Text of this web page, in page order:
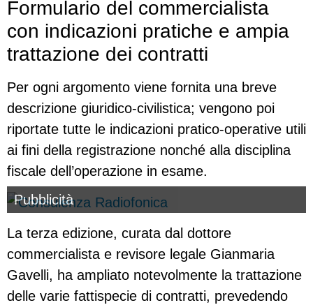
Formulario del commercialista
con indicazioni pratiche e ampia
trattazione dei contratti
Per ogni argomento viene fornita una breve
descrizione giuridico-civilistica; vengono poi
riportate tutte le indicazioni pratico-operative utili
ai fini della registrazione nonché alla disciplina
fiscale dell’operazione in esame.
Pubblicità
La terza edizione, curata dal dottore
commercialista e revisore legale Gianmaria
Gavelli, ha ampliato notevolmente la trattazione
delle varie fattispecie di contratti, prevedendo